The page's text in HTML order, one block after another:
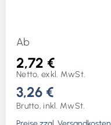
Ab
2,72 €
Netto, exkl. MwSt.
3,26 €
Brutto, inkl. MwSt.